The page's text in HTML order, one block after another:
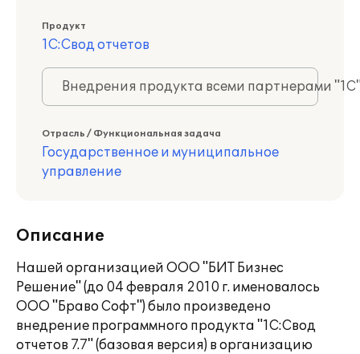
Продукт
1С:Свод отчетов
Внедрения продукта всеми партнерами
Отрасль / Функциональная задача
Государственное и муниципальное
управление
Описание
Нашей организацией ООО "БИТ Бизнес
Решение" (до 04 февраля 2010 г. именовалось
ООО "Браво Софт") было произведено
внедрение программного продукта "1С:Свод
отчетов 7.7" (базовая версия) в организацию